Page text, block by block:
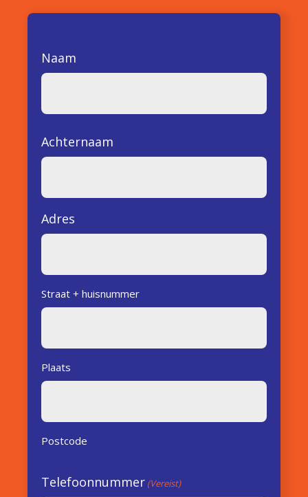
Naam
Achternaam
Adres
Straat + huisnummer
Plaats
Postcode
Telefoonnummer (Vereist)